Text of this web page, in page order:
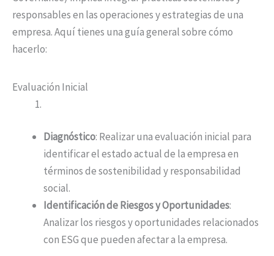
responsables en las operaciones y estrategias de una
empresa. Aquí tienes una guía general sobre cómo
hacerlo:
Evaluación Inicial
Diagnóstico: Realizar una evaluación inicial para
identificar el estado actual de la empresa en
términos de sostenibilidad y responsabilidad
social.
Identificación de Riesgos y Oportunidades:
Analizar los riesgos y oportunidades relacionados
con ESG que pueden afectar a la empresa.